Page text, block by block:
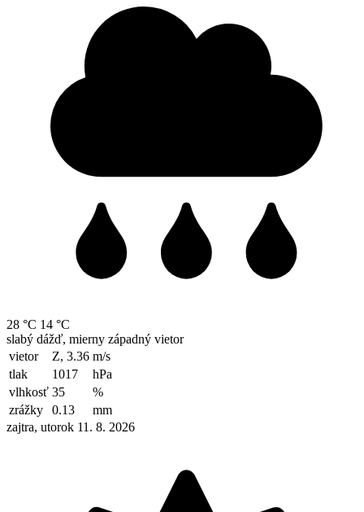
28 °C 14 °C
slabý dážď, mierny západný vietor
vietor
Z, 3.36 m/s
tlak
1017
hPa
vlhkosť 35
%
zrážky
0.13
mm
zajtra, utorok 11. 8. 2026